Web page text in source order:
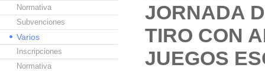
Normativa
Subvenciones
Varios
Inscripciones
Normativa
JORNADA
TIRO CON
JUEGOS